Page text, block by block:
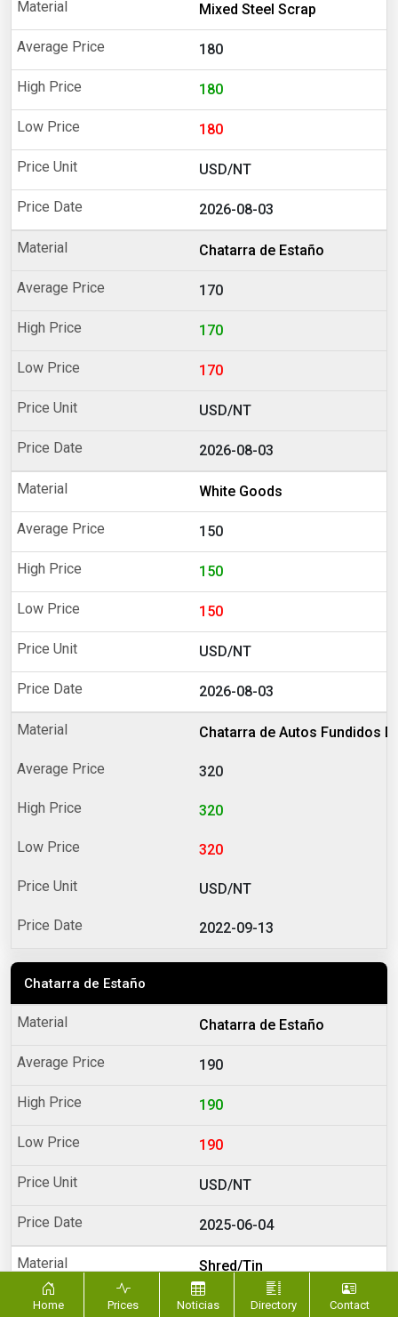
Mixed Steel Scrap
180
180
180
USD/NT
2026-08-03
Chatarra de Estaño
170
170
170
USD/NT
2026-08-03
White Goods
150
150
150
USD/NT
2026-08-03
Chatarra de Autos Fundidos
320
320
320
USD/NT
2022-09-13
Chatarra de Estaño
Chatarra de Estaño
190
190
190
USD/NT
2025-06-04
Shred/Tin
190
Home Prices Noticias Directory Contact